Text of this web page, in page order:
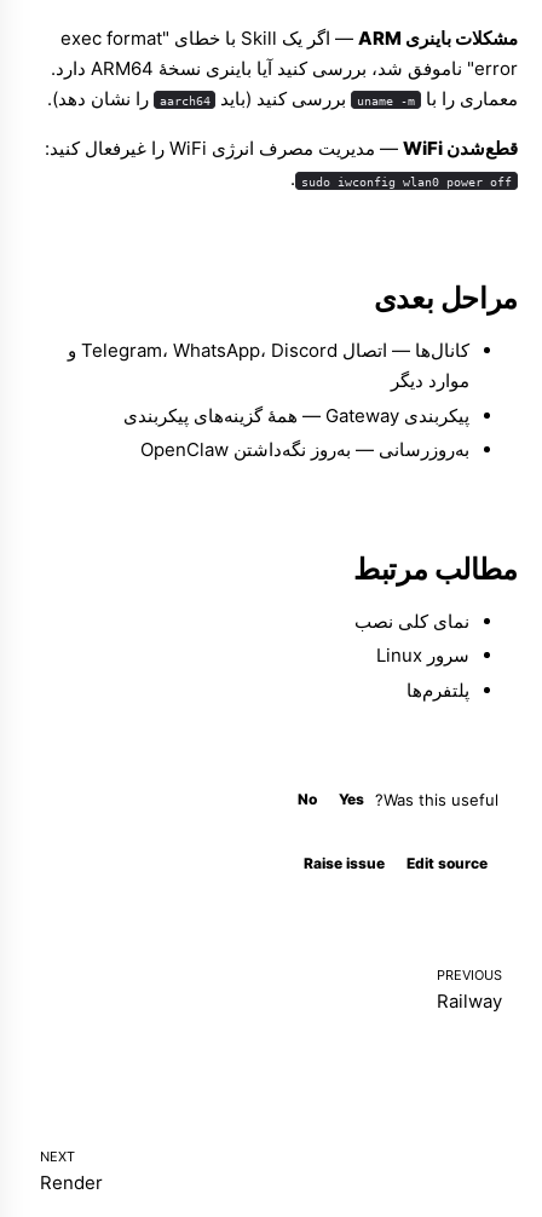
مشکلات باینری ARM
— اگر یک Skill با خطای "exec format
error" ناموفق شد، بررسی کنید آیا باینری نسخهٔ ARM64 دارد.
معماری را با
uname -m بررسی کنید (باید aarch64 را نشان دهد).
قطع‌شدن WiFi — مدیریت مصرف انرژی WiFi را غیرفعال کنید:
sudo iwconfig wlan0 power off
.
مراحل بعدی
کانال‌ها
— اتصال Telegram، WhatsApp، Discord و
موارد دیگر
پیکربندی Gateway
— همهٔ گزینه‌های پیکربندی
به‌روزرسانی — به‌روز نگه‌داشتن OpenClaw
مطالب مرتبط
نمای کلی نصب
سرور Linux
پلتفرم‌ها
Was this useful?
Yes
No
Edit source
Raise issue
PREVIOUS
Railway
NEXT
Render